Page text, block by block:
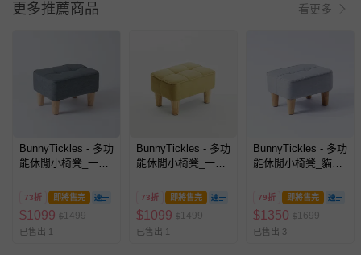
更多推薦商品 看更多
BunnyTickles - 多功
能休閒小椅凳_一般
73折 即將售完
$1099 $1499
已售出 1
BunnyTickles - 多功
能休閒小椅凳_一般
73折 即將售完
$1099 $1499
已售出 1
BunnyTickles - 多功
能休閒小椅凳_貓抓
79折 即將售完
$1350 $1699
已售出 3